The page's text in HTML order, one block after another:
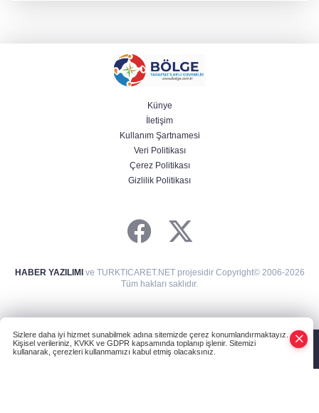
Künye
İletişim
Kullanım Şartnamesi
Veri Politikası
Çerez Politikası
Gizlilik Politikası
HABER YAZILIMIve TURKTICARET.NET projesidir Copyright© 2006-2026
Tüm hakları saklıdır.
Sizlere daha iyi hizmet sunabilmek adına sitemizde çerez konumlandırmaktayız.
Kişisel verileriniz, KVKK ve GDPR kapsamında toplanıp işlenir. Sitemizi
kullanarak, çerezleri kullanmamızı kabul etmiş olacaksınız.